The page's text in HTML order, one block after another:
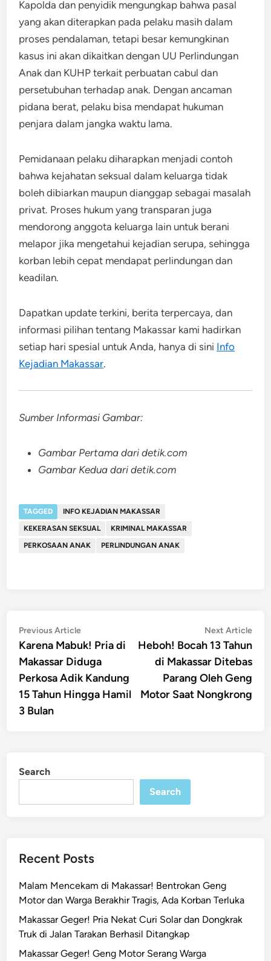
Kapolda dan penyidik mengungkap bahwa pasal
yang akan diterapkan pada pelaku masih dalam
proses pendalaman, tetapi besar kemungkinan
kasus ini akan dikaitkan dengan UU Perlindungan
Anak dan KUHP terkait perbuatan cabul dan
persetubuhan terhadap anak. Dengan ancaman
pidana berat, pelaku bisa mendapat hukuman
penjara dalam jangka waktu lama.
Pemidanaan pelaku diharapkan menjadi contoh
bahwa kejahatan seksual dalam keluarga tidak
boleh dibiarkan maupun dianggap sebagai masalah
privat. Proses hukum yang transparan juga
mendorong anggota keluarga lain untuk berani
melapor jika mengetahui kejadian serupa, sehingga
korban lebih cepat mendapat perlindungan dan
keadilan.
Dapatkan update terkini, berita terpercaya, dan
informasi pilihan tentang Makassar kami hadirkan
setiap hari spesial untuk Anda, hanya di sini Info
Kejadian Makassar.
Sumber Informasi Gambar:
Gambar Pertama dari detik.com
Gambar Kedua dari detik.com
TAGGED
INFO KEJADIAN MAKASSAR
KEKERASAN SEKSUAL
KRIMINAL MAKASSAR
PERKOSAAN ANAK
PERLINDUNGAN ANAK
Post
navigation
Previous ArticlePrevious
article:
Karena Mabuk! Pria di
Makassar Diduga
Perkosa Adik Kandung
15 Tahun Hingga Hamil
3 Bulan
Next Article
Heboh! Bocah 13 Tahun
di Makassar Ditebas
Parang Oleh Geng
Motor Saat Nongkrong
Search
Search
Recent Posts
Malam Mencekam di Makassar! Bentrokan Geng
Motor dan Warga Berakhir Tragis, Ada Korban Terluka
Makassar Geger! Pria Nekat Curi Solar dan Dongkrak
Truk di Jalan Tarakan Berhasil Ditangkap
Makassar Geger! Geng Motor Serang Warga